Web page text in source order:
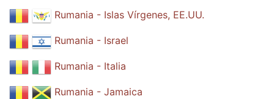
Rumania - Islas Vírgenes, EE.UU.
Rumania - Israel
Rumania - Italia
Rumania - Jamaica